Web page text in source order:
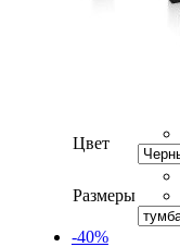
Цвет
Размеры
-40%